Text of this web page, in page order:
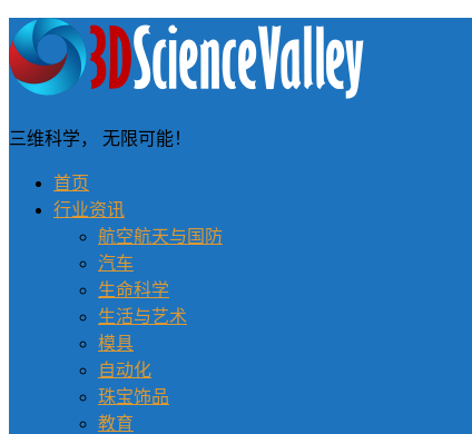
三维科学， 无限可能！
首页
行业资讯
航空航天与国防
汽车
生命科学
生活与艺术
模具
自动化
珠宝饰品
教育